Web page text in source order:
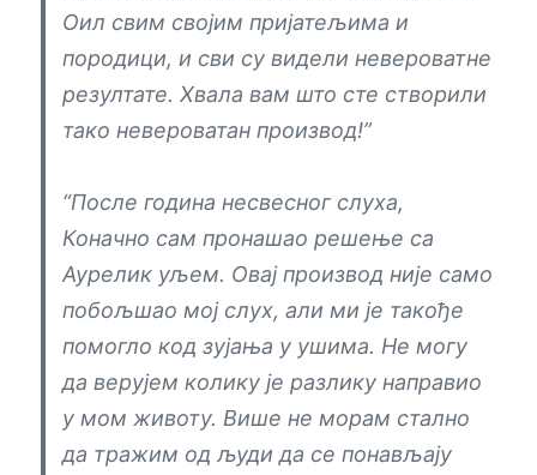
Оил свим својим пријатељима и
породици, и сви су видели невероватне
резултате. Хвала вам што сте створили
тако невероватан производ!”
“После година несвесног слуха,
Коначно сам пронашао решење са
Аурелик уљем. Овај производ није само
побољшао мој слух, али ми је такође
помогло код зујања у ушима. Не могу
да верујем колику је разлику направио
у мом животу. Више не морам стално
да тражим од људи да се понављају